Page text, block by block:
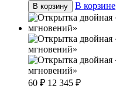
В корзину В корзине
60 ₽ 12 345 ₽